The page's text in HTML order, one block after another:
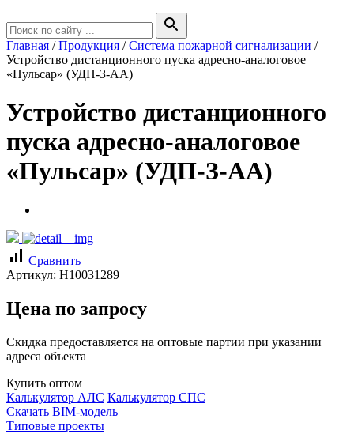
search
Главная /Продукция /Система пожарной сигнализации /
Устройство дистанционного пуска адресно-аналоговое
«Пульсар» (УДП-З-АА)
Устройство дистанционного
пуска адресно-аналоговое
«Пульсар» (УДП-З-АА)
signal_cellular_alt Сравнить
Артикул: Н10031289
Цена по запросу
Скидка предоставляется на оптовые партии при указании
адреса объекта
Купить оптом
Калькулятор АЛС Калькулятор СПС
Скачать BIM-модель
Типовые проекты